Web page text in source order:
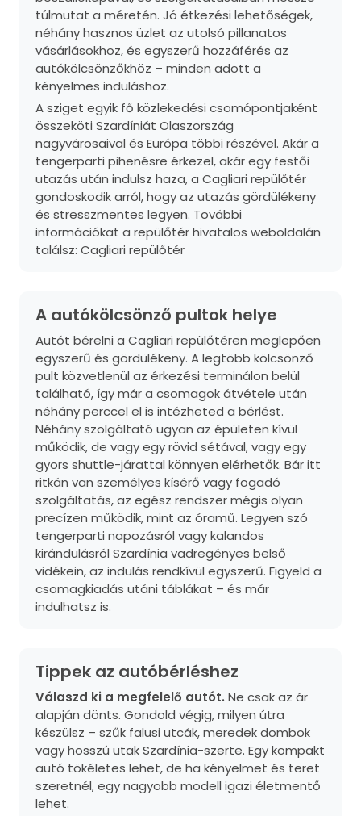
túlmutat a méretén. Jó étkezési lehetőségek,
néhány hasznos üzlet az utolsó pillanatos
vásárlásokhoz, és egyszerű hozzáférés az
autókölcsönzőkhöz – minden adott a
kényelmes induláshoz.
A sziget egyik fő közlekedési csomópontjaként
összeköti Szardíniát Olaszország
nagyvárosaival és Európa többi részével. Akár a
tengerparti pihenésre érkezel, akár egy festői
utazás után indulsz haza, a Cagliari repülőtér
gondoskodik arról, hogy az utazás gördülékeny
és stresszmentes legyen. További
információkat a repülőtér hivatalos weboldalán
találsz: Cagliari repülőtér
A autókölcsönző pultok helye
Autót bérelni a Cagliari repülőtéren meglepően
egyszerű és gördülékeny. A legtöbb kölcsönző
pult közvetlenül az érkezési terminálon belül
található, így már a csomagok átvétele után
néhány perccel el is intézheted a bérlést.
Néhány szolgáltató ugyan az épületen kívül
működik, de vagy egy rövid sétával, vagy egy
gyors shuttle-járattal könnyen elérhetők. Bár itt
ritkán van személyes kísérő vagy fogadó
szolgáltatás, az egész rendszer mégis olyan
precízen működik, mint az óramű. Legyen szó
tengerparti napozásról vagy kalandos
kirándulásról Szardínia vadregényes belső
vidékein, az indulás rendkívül egyszerű. Figyeld a
csomagkiadás utáni táblákat – és már
indulhatsz is.
Tippek az autóbérléshez
Válaszd ki a megfelelő autót. Ne csak az ár
alapján dönts. Gondold végig, milyen útra
készülsz – szűk falusi utcák, meredek dombok
vagy hosszú utak Szardínia-szerte. Egy kompakt
autó tökéletes lehet, de ha kényelmet és teret
szeretnél, egy nagyobb modell igazi életmentő
lehet.